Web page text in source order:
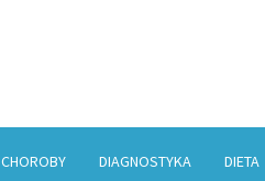
CHOROBY DIAGNOSTYKA DIETA